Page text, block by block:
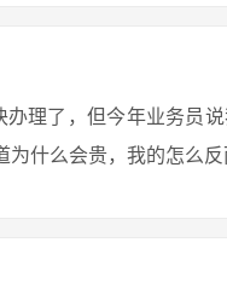
理了，但今年业务员
什么会贵，我的怎么